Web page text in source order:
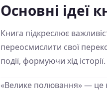
Основні ідеї
Книга підкреслює
переосмислити свої
події, формуючи хід історії.
«Велике полювання» — це